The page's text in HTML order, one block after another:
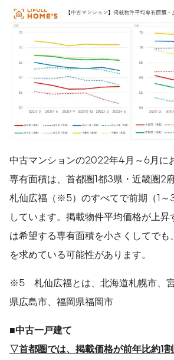
中古マンションの2022年4月～6月に
専有面積は、首都圏1都3県・近畿圏2
札仙広福（※5）のすべてで前期（1～
しています。掲載物件平均価格が上昇
は希望する専有面積を小さくしてでも
を求めている可能性があります。
※5 札仙広福とは、北海道札幌市、
県広島市、福岡県福岡市
■中古一戸建て
▽首都圏では、掲載価格が前年比約1